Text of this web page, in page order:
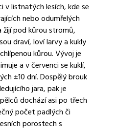
v listnatých lesích, kde se
nebo odumřelých
žijí pod kůrou stromů,
draví, loví larvy a kukly
kůrou. Vývoj je
a v červenci se kuklí,
±10 dní. Dospělý brouk
jara, pak je
dochází asi po třech
počet padlých či
porostech s